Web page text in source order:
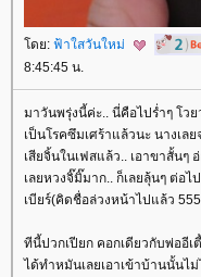
ดย: ฟ้าใสวันใหม่
8:45:45 น.
มาวันพรุ่งนี้ค่ะ.. นี่คือไปร่ำๆ โว
เป็นโรคซึมเศร้าแล้วนะ นางเล
เสียจิ้นในเฟสแล้ว.. เอาขาสั้น
เลยหวงจิ๊มิ๊มาก.. ก็เลยลุ้นๆ ต่อ
เบียร์(คิดชื่อล่วงหน้าไปแล้ว
ทีนี้ปวกเปียก คอกเดียวกับพ่ออีเ
ได้ทำหมันเลยเอาเข้าบ้านนั้นไม่